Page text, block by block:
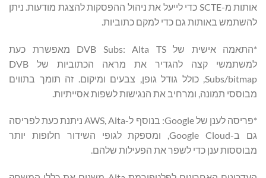
אותות מ-SCTE כדי לייעל את ניהול ההפסקות להצגת מודעות. ניתן
להשתמש באותות גם כדי למקם כתוביות.
*התאמה אישית של DVB Subs: Alta TS מאפשרת כעת
למשתמשי קצה להגדיר את מראה הכתוביות של DVB
Subs/bitmap, כולל גודל גופן, צבעים ומיקום. זה תומך בתווים
מבוססי תמונה, ומרחיב את הנגישות לשפות אסייתיות.
*פריסה לענן של Google: בנוסף ל-AWS, Alta ניתנת כעת לפריסה
גם ב-Google Cloud, ומספקת לגופי השידור חלופות יותר
מבוססות ענן כדי לשפר את הפעילות שלהם.